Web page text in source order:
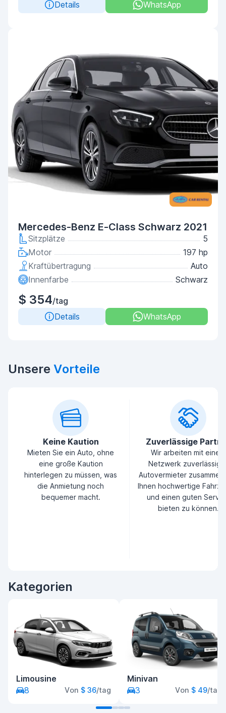
Details
WhatsApp
Mercedes-Benz E-Class Schwarz 2021
Sitzplätze
5
Motor
197 hp
Kraftübertragung
Auto
Innenfarbe
Schwarz
$ 354/tag
Details
WhatsApp
Unsere Vorteile
Keine Kaution
Mieten Sie ein Auto, ohne
eine große Kaution
hinterlegen zu müssen, was
die Anmietung noch
bequemer macht.
Zuverlässige
Wir arbeiten mit einem
Netzwerk
Autovermieter
Ihnen hochwertige
und einen guten
bieten zu können.
Kategorien
Limousine
8
Von $ 36/tag
Minivan
3
Von $ 49/tag